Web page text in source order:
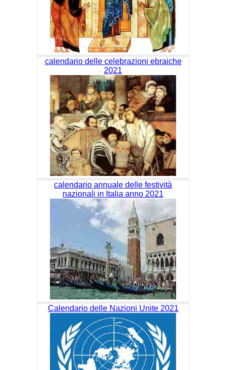
calendario delle celebrazioni ebraiche
2021
calendario annuale delle festività
nazionali in Italia anno 2021
Calendario delle Nazioni Unite 2021